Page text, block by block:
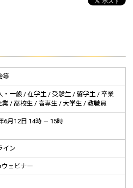
等
・一般 / 在学生 / 受験生 / 留学生 / 卒業
業 / 高校生 / 高専生 / 大学生 / 教職員
6月12日 14時 — 15時
イン
ェビナー